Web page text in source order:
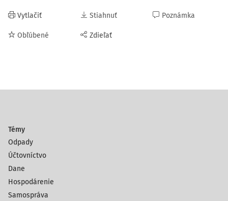
Vytlačiť
Obľúbené
Stiahnuť
Zdieľať
Poznámka
Témy
Odpady
Účtovníctvo
Dane
Hospodárenie
Samospráva